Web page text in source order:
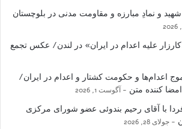
شهید و نمادِ مبارزه و مقاومت مدنی در بلوچستان
علیه اعدام در ایران» در لندن/ عکس تجمع
اعدام‌ها و حکومت کشتار و اعدام در ایران/
کننده متن
آگوست 1, 2026
با آقای رحیم بندوئی عضو شورای مرکزی
جولای 28, 2026